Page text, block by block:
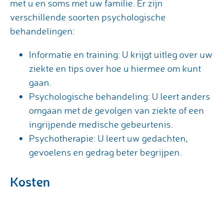
met u en soms met uw familie. Er zijn
verschillende soorten psychologische
behandelingen:
Informatie en training: U krijgt uitleg over uw
ziekte en tips over hoe u hiermee om kunt
gaan.
Psychologische behandeling: U leert anders
omgaan met de gevolgen van ziekte of een
ingrijpende medische gebeurtenis.
Psychotherapie: U leert uw gedachten,
gevoelens en gedrag beter begrijpen.
Kosten